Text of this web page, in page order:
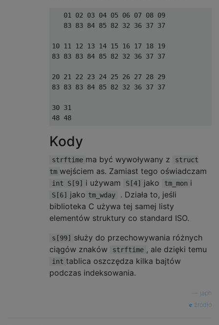
   01 02 03 04 05 06 07 08 09
   83 83 84 85 82 32 36 37 37
10 11 12 13 14 15 16 17 18 19
83 83 83 84 85 82 32 36 37 37
20 21 22 23 24 25 26 27 28 29
83 83 83 84 85 82 32 36 37 37
30 31
Kody
strftime ma być wywoływany z
struct
tm wejściem as. Zamiast tego oświadczam
int S[9] i używam S[4] jako tm_mon i
S[6] jako tm_wday
. Działa to, jeśli
biblioteka C używa tej samej listy
elementów struktury co standard ISO.
s[99]
służy do przechowywania różnych
ciągów znaków
strftime , ale dzięki temu
int tablica oszczędza kilka bajtów
podczas indeksowania.
japh
źródło